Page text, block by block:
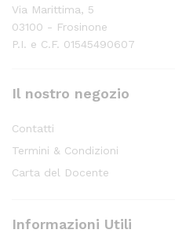
Via Marittima, 5
03100 - Frosinone
P.I. e C.F. 01545490607
Il nostro negozio
Contatti
Termini & Condizioni
Carta del Docente
Informazioni Utili